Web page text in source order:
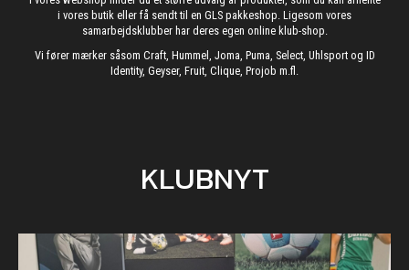
i vores butik eller få sendt til en GLS pakkeshop. Ligesom vores
samarbejdsklubber har deres egen online klub-shop.
Vi fører mærker såsom Craft, Hummel, Joma, Puma, Select, Uhlsport og ID
Identity, Geyser, Fruit, Clique, Projob m.fl.
KLUBNYT